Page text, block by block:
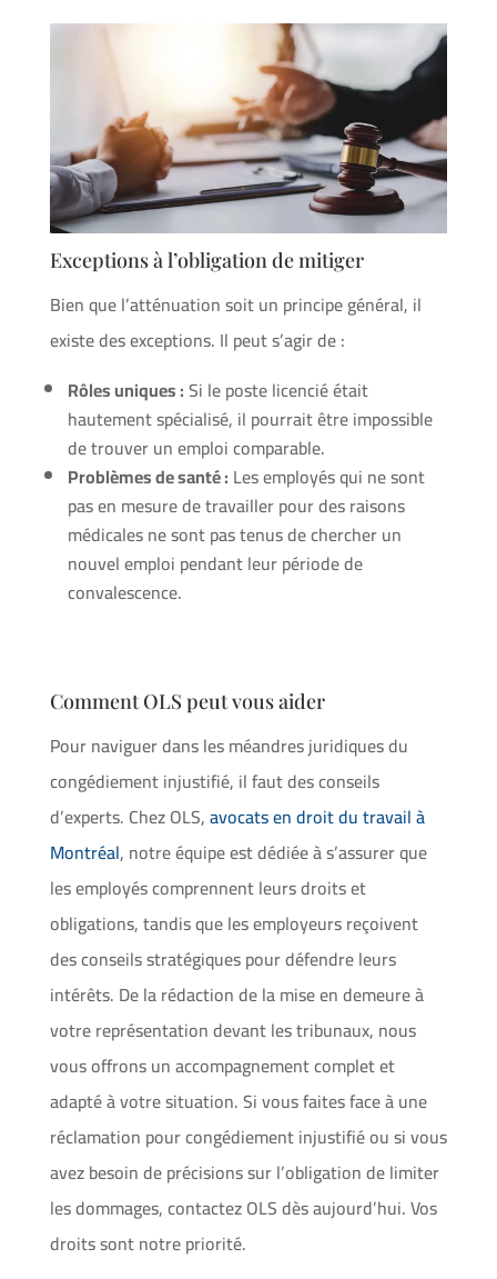
Exceptions à l’obligation de mitiger
Bien que l’atténuation soit un principe général, il
existe des exceptions. Il peut s’agir de :
Rôles uniques :Si le poste licencié était
hautement spécialisé, il pourrait être impossible
de trouver un emploi comparable.
Problèmes de santé : Les employés qui ne sont
pas en mesure de travailler pour des raisons
médicales ne sont pas tenus de chercher un
nouvel emploi pendant leur période de
convalescence.
Comment OLS peut vous aider
Pour naviguer dans les méandres juridiques du
congédiement injustifié, il faut des conseils
d’experts. Chez OLS,avocats en droit du travail à
Montréal, notre équipe est dédiée à s’assurer que
les employés comprennent leurs droits et
obligations, tandis que les employeurs reçoivent
des conseils stratégiques pour défendre leurs
intérêts. De la rédaction de la mise en demeure à
votre représentation devant les tribunaux, nous
vous offrons un accompagnement complet et
adapté à votre situation. Si vous faites face à une
réclamation pour congédiement injustifié ou si vous
avez besoin de précisions sur l’obligation de limiter
les dommages, contactez OLS dès aujourd’hui. Vos
droits sont notre priorité.